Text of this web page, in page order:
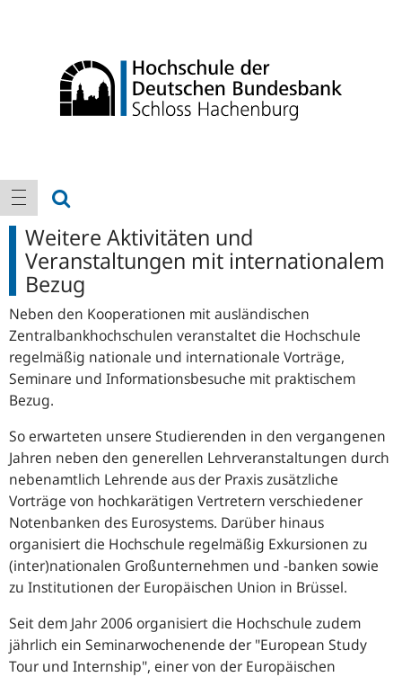
Hauptnavigation
Navigation anzeigen
Weitere Aktivitäten und
Veranstaltungen mit internationalem
Bezug
Neben den Kooperationen mit ausländischen
Zentralbankhochschulen veranstaltet die Hochschule
regelmäßig nationale und internationale Vorträge,
Seminare und Informationsbesuche mit praktischem
Bezug.
So erwarteten unsere Studierenden in den vergangenen
Jahren neben den generellen Lehrveranstaltungen durch
nebenamtlich Lehrende aus der Praxis zusätzliche
Vorträge von hochkarätigen Vertretern verschiedener
Notenbanken des Eurosystems. Darüber hinaus
organisiert die Hochschule regelmäßig Exkursionen zu
(inter)nationalen Großunternehmen und -banken sowie
zu Institutionen der Europäischen Union in Brüssel.
Seit dem Jahr 2006 organisiert die Hochschule zudem
jährlich ein Seminarwochenende der "European Study
Tour und Internship", einer von der Europäischen